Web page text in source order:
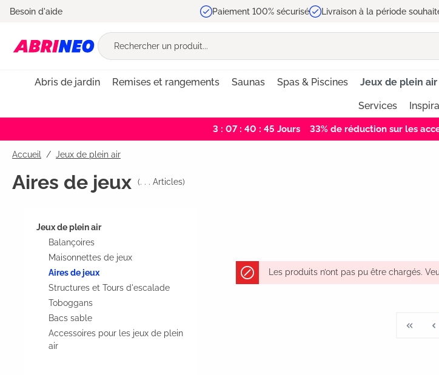
Passer à la navigation principale
Besoin d'aide Paiement 100% sécurisé Livraison à la période
Abris de jardin Remises et rangements Saunas Spas & Piscines Jeux de plein air
Services
3 : 07 : 40 : 45 Jours 33% de réduction sur les
Accueil Jeux de plein air
Aires de jeux (. . . Articles)
Jeux de plein air
Balançoires
Maisonnettes de jeux
Aires de jeux
Structures et Tours d'escalade
Toboggans
Bacs sable
Accessoires pour les jeux de plein
air
Les produits n’ont pas pu être chargés.